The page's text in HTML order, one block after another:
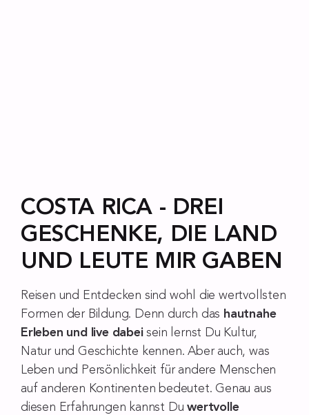
COSTA RICA - DREI
GESCHENKE, DIE LAND
UND LEUTE MIR GABEN
Reisen und Entdecken sind wohl die wertvollsten
Formen der Bildung. Denn durch das hautnahe
Erleben und live dabeisein lernst Du Kultur,
Natur und Geschichte kennen. Aber auch, was
Leben und Persönlichkeit für andere Menschen
auf anderen Kontinenten bedeutet. Genau aus
diesen Erfahrungen kannst Duwertvolle